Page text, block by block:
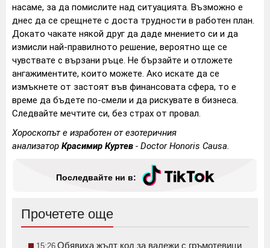
насаме, за да помислите над ситуацията. Възможно е
днес да се срещнете с доста трудности в работен план.
Докато чакате някой друг да даде мнението си и да
измисли най-правилното решение, вероятно ще се
чувствате с вързани ръце. Не бързайте и отложете
ангажиментите, които можете. Ако искате да се
измъкнете от застоят във финансовата сфера, то е
време да бъдете по-смели и да рискувате в бизнеса.
Следвайте мечтите си, без страх от провал.
Хороскопът е изработен от езотеричния
анализатор Красимир Куртев - Doctor Honoris Causa.
Последвайте ни в:
Прочетете още
15:26 Обявиха жълт код за валежи с гръмотевици